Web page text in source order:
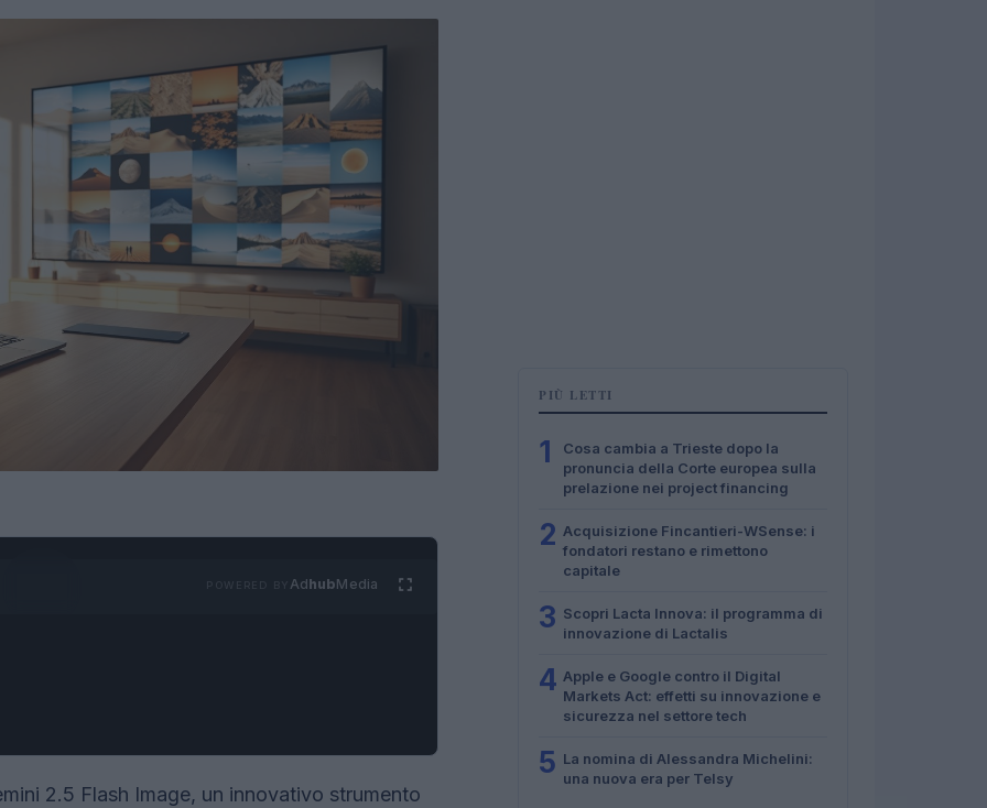
AdhubMedia
2.5 Flash Image, un innovativo strumento
PIÙ LETTI
1
Cosa cambia a Trieste dopo la
pronuncia della Corte europea sulla
prelazione nei project financing
2 Acquisizione Fincantieri-WSense: i
fondatori restano e rimettono
capitale
3 Scopri Lacta Innova: il programma di
innovazione di Lactalis
4 Apple e Google contro il Digital
Markets Act: effetti su innovazione e
sicurezza nel settore tech
5 La nomina di Alessandra Michelini:
una nuova era per Telsy